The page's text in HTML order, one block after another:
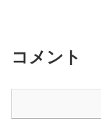
コメント